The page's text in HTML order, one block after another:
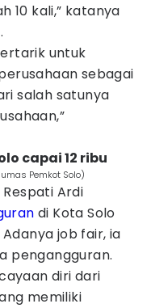
10 kali,” katanya
untuk
sebagai
salah satunya
capai 12 ribu
Pemkot Solo)
Respati Ardi
di Kota Solo
job fair, ia
pengangguran.
diri dari
memiliki